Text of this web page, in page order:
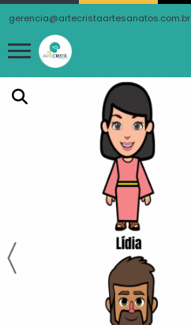
gerencia@artecristaartesanatos.com.br